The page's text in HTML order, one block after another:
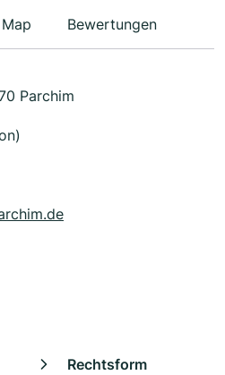
Map Bewertungen
Parchim
Rechtsform